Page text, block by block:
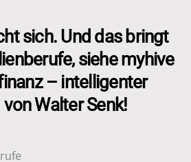
sich. Und das bringt
siehe myhive
– intelligenter
von Walter Senk!